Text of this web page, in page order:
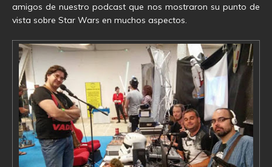
amigos de nuestro podcast que nos mostraron su punto de
vista sobre Star Wars en muchos aspectos.